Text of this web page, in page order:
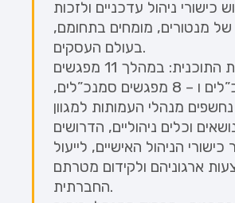
כישורי ניהול עדכניים ולזכות
של מנטורים, מומחים בתחומם,
בעולם העסקים.
מסגרת התוכנית: במהלך 11 מפגשים
שבועיים למנכ”לים ו – 8 מפגשים סמנכ”לים,
מנהלי העמותות למגוון
וכלים ניהוליים, הדרושים
הניהול האישיים, לייעול
ארגוניהם ולקידום מטרתם
החברתית.